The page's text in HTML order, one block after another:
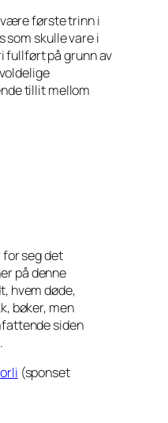
første trinn i
som skulle vare i
fullført på grunn av
tillit mellom
for seg det
på denne
hvem døde,
bøker, men
siden
(sponset